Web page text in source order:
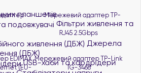
планшетів
Фільтри живлення та
Джерела
(ДБЖ)
USB-хаби та кардрідери
EDIMAX
(EU-
Мережевий адаптер TP-Link
TG-3468